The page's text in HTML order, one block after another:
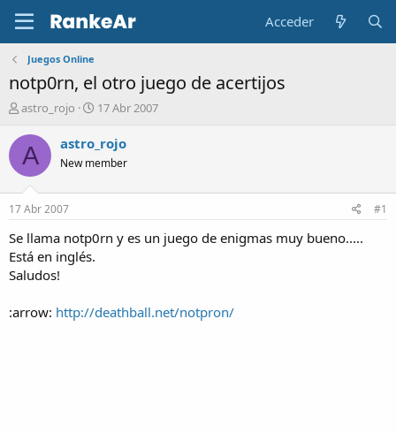
Acceder
Juegos Online
notp0rn, el otro juego de acertijos
A
t
o
r
astro_rojo
F
c
h
a
n
17 Abr 2007
A astro_rojo
New member
17 Abr 2007 #1
Se llama notp0rn y es un juego de enigmas muy bueno.....
Está en inglés.
Saludos!
:arrow: http://deathball.net/notpron/